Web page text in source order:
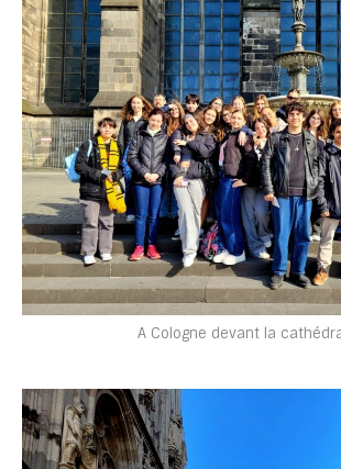
A Cologne devant la